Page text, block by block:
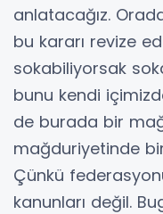
anlatacağız.
bu kararı revize
sokabiliyorsak
bunu kendi
de burada bir
mağduriyetinde bir
Çünkü
kanunları değil.